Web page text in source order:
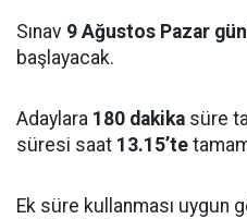
Sınav 9 Ağustos Pazar
başlayacak.
Adaylara 180 dakika süre
süresi saat 13.15’te
Ek süre kullanması uygun